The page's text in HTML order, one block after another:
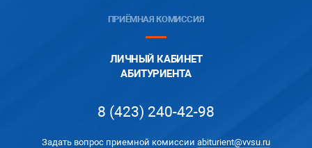
ПРИЁМНАЯ КОМИССИЯ
ЛИЧНЫЙ КАБИНЕТ
АБИТУРИЕНТА
8 (423) 240-42-98
Задать вопрос приемной комиссии abiturient@vvsu.ru